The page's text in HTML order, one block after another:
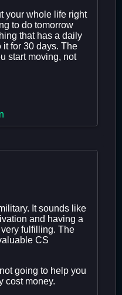
your whole life right
to do tomorrow
that has a daily
it for 30 days. The
start moving, not
It sounds like
and having a
fulfilling. The
CS
going to help you
cost money.